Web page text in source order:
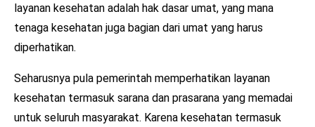
layanan kesehatan adalah hak dasar umat, yang mana
tenaga kesehatan juga bagian dari umat yang harus
diperhatikan.
Seharusnya pula pemerintah memperhatikan layanan
kesehatan termasuk sarana dan prasarana yang memadai
untuk seluruh masyarakat. Karena kesehatan termasuk